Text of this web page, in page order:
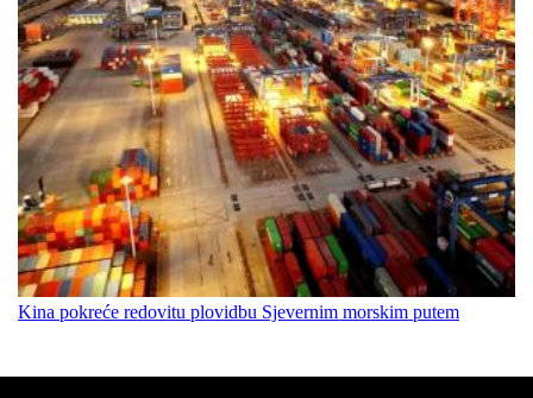
Kina pokreće redovitu plovidbu Sjevernim morskim putem